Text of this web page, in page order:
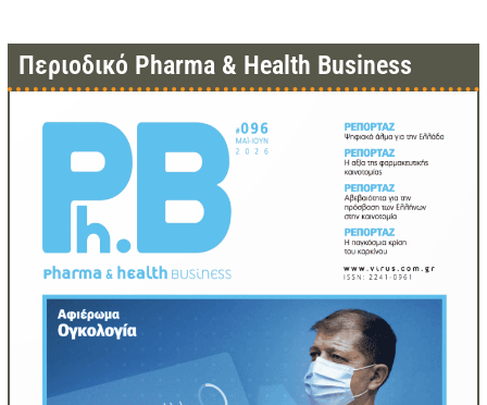
Περιοδικό Pharma & Health Business